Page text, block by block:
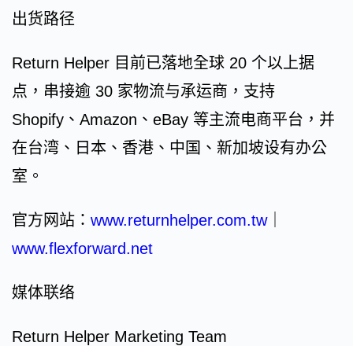
出货路径
Return Helper 目前已落地全球 20 个以上据
点，串接逾 30 家物流与承运商，支持
Shopify、Amazon、eBay 等主流电商平台，并
在台湾、日本、香港、中国、新加坡设有办公
室。
官方网站： www.returnhelper.com.tw｜
www.flexforward.net
媒体联络
Return Helper Marketing Team